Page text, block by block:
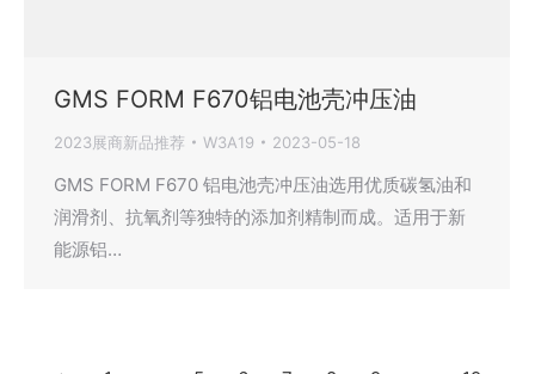
GMS FORM F670铝电池壳冲压油
2023展商新品推荐 W3A19 2023-05-18
GMS FORM F670 铝电池壳冲压油选用优质碳氢油和
润滑剂、抗氧剂等独特的添加剂精制而成。适用于新
能源铝…